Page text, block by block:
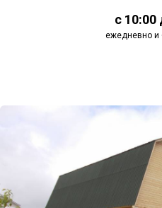
с 10:00
ежедневно и